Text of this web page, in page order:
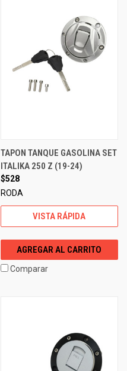
TAPON TANQUE GASOLINA SET
ITALIKA 250 Z (19-24)
$528
RODA
VISTA RÁPIDA
AGREGAR AL CARRITO
Comparar